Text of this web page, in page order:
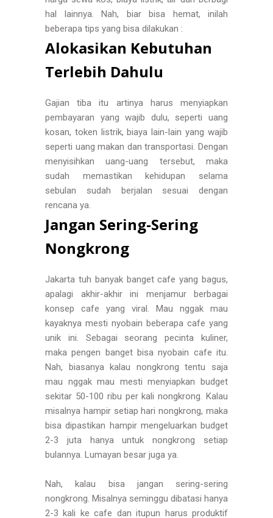
hal lainnya. Nah, biar bisa hemat, inilah
beberapa tips yang bisa dilakukan :
Alokasikan Kebutuhan
Terlebih Dahulu
Gajian tiba itu artinya harus menyiapkan
pembayaran yang wajib dulu, seperti uang
kosan, token listrik, biaya lain-lain yang wajib
seperti uang makan dan transportasi. Dengan
menyisihkan uang-uang tersebut, maka
sudah memastikan kehidupan selama
sebulan sudah berjalan sesuai dengan
rencana ya.
Jangan Sering-Sering
Nongkrong
Jakarta tuh banyak banget cafe yang bagus,
apalagi akhir-akhir ini menjamur berbagai
konsep cafe yang viral. Mau nggak mau
kayaknya mesti nyobain beberapa cafe yang
unik ini. Sebagai seorang pecinta kuliner,
maka pengen banget bisa nyobain cafe itu.
Nah, biasanya kalau nongkrong tentu saja
mau nggak mau mesti menyiapkan budget
sekitar 50-100 ribu per kali nongkrong. Kalau
misalnya hampir setiap hari nongkrong, maka
bisa dipastikan hampir mengeluarkan budget
2-3 juta hanya untuk nongkrong setiap
bulannya. Lumayan besar juga ya.
Nah, kalau bisa jangan sering-sering
nongkrong. Misalnya seminggu dibatasi hanya
2-3 kali ke cafe dan itupun harus produktif